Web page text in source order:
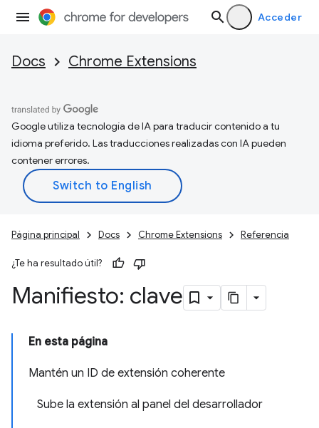
Acceder
Docs Chrome Extensions
Google utiliza tecnología de IA para traducir contenido a tu
idioma preferido. Las traducciones realizadas con IA pueden
contener errores.
Página principal Docs Chrome Extensions Referencia
¿Te ha resultado útil?
Manifiesto: clave
En esta página
Mantén un ID de extensión coherente
Sube la extensión al panel del desarrollador